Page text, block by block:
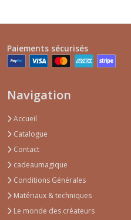
Paiements sécurisés
Navigation
Accueil
Catalogue
Contact
cadeaumagique
Conditions Générales
Matériaux & techniques
Le monde des créateurs